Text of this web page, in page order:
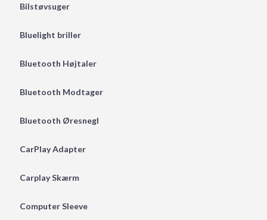
Bilstøvsuger
Bluelight briller
Bluetooth Højtaler
Bluetooth Modtager
Bluetooth Øresnegl
CarPlay Adapter
Carplay Skærm
Computer Sleeve